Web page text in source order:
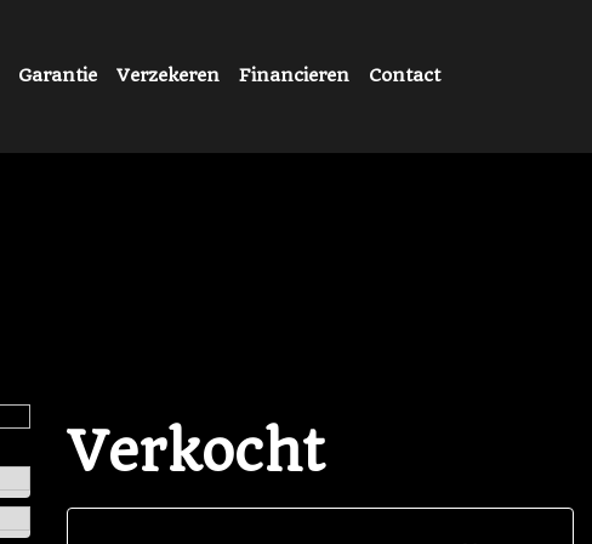
Garantie Verzekeren Financieren Contact
Verkocht